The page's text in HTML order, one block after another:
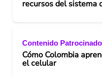
recursos del sistema
Contenido Patrocinado
Cómo Colombia
el celular